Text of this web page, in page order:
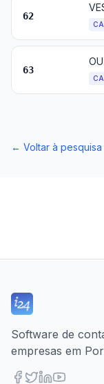
62
63
← Voltar à pesquisa
Software de
empresas em